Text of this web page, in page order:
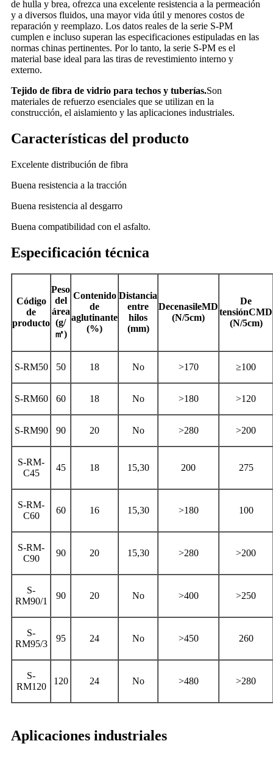
de hulla y brea, ofrezca una excelente resistencia a la permeación
y a diversos fluidos, una mayor vida útil y menores costos de
reparación y reemplazo. Los datos reales de la serie S-PM
cumplen e incluso superan las especificaciones estipuladas en las
normas chinas pertinentes. Por lo tanto, la serie S-PM es el
material base ideal para las tiras de revestimiento interno y
externo.
Tejido de fibra de vidrio para techos y tuberías.Son
materiales de refuerzo esenciales que se utilizan en la
construcción, el aislamiento y las aplicaciones industriales.
Características del producto
Excelente distribución de fibra
Buena resistencia a la tracción
Buena resistencia al desgarro
Buena compatibilidad con el asfalto.
Especificación técnica
Código
de
producto
Peso
del
área
(g/
㎡)
Contenido
de
aglutinante
(%)
Distancia
entre
hilos
(mm)
DecenasileMD
(N/5cm)
De
tensiónCMD
(N/5cm)
S-RM50 50 18 No >170 ≥100
S-RM60 60 18 No >180 >120
S-RM90 90 20 No >280 >200
S-RM-
C45
45 18 15,30 200 275
S-RM-
C60
60 16 15,30 >180 100
S-RM-
C90
90 20 15,30 >280 >200
S-
RM90/1
90 20 No >400 >250
S-
RM95/3
95 24 No >450 260
S-
RM120
120 24 No >480 >280
Aplicaciones industriales